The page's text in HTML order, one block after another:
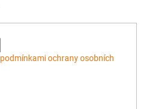
podmínkami ochrany osobních